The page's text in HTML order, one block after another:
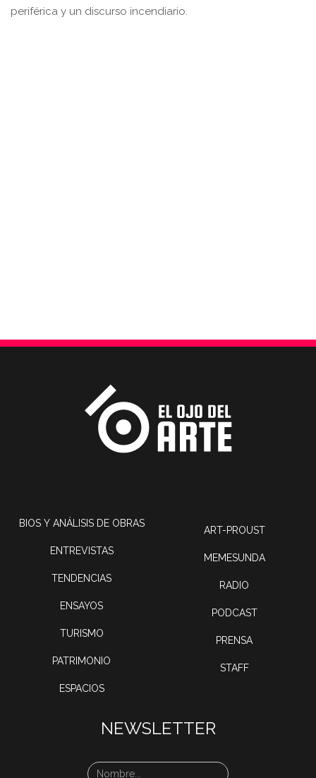
periférica y un discurso incendiario.
BIOS Y ANÁLISIS DE OBRAS
ENTREVISTAS
TENDENCIAS
ENSAYOS
TURISMO
PATRIMONIO
ESPACIOS
ART-PROUST
MEMESUNDA
RADIO
PODCAST
PRENSA
STAFF
NEWSLETTER